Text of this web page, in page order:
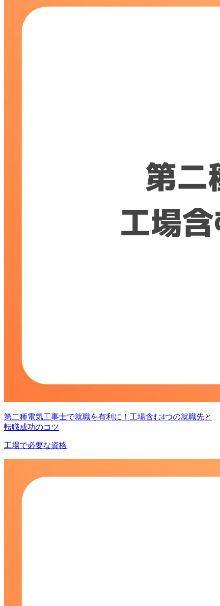
第二種電気工事士で就職を有利に！工場含む4つの就職先と
転職成功のコツ
工場で必要な資格